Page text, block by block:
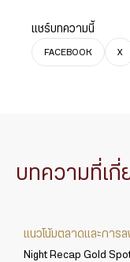
แชร์บทความนี้
FACEBOOK X
บทความที่เกี่
แนวโน้มตลาดและการล
Night Recap Gold